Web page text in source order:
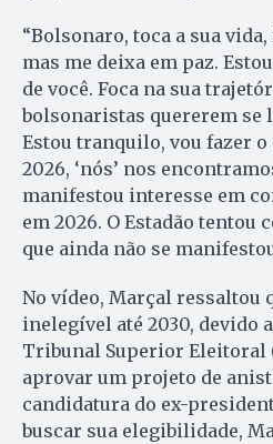
“Bolsonaro, toca a sua
mas me deixa em paz.
de você. Foca na sua
bolsonaristas quererem se
Estou tranquilo, vou fazer o
2026, ‘nós’ nos
manifestou interesse em
em 2026. O Estadão tentou
que ainda não se
No vídeo, Marçal ressaltou
inelegível até 2030, devido
Tribunal Superior Eleitoral
aprovar um projeto de
candidatura do ex-
buscar sua elegibilidade,